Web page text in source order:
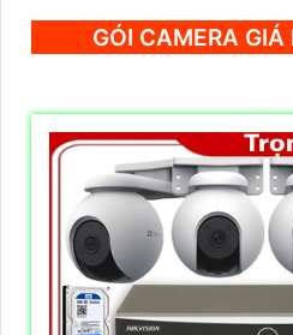
GÓI CAMERA GIÁ